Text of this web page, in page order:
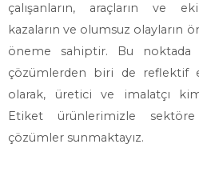
çalışanların, araçların ve
kazaların ve olumsuz olayların
öneme sahiptir. Bu
çözümlerden biri de reflektif
olarak, üretici ve imalatçı
Etiket ürünlerimizle
çözümler sunmaktayız.